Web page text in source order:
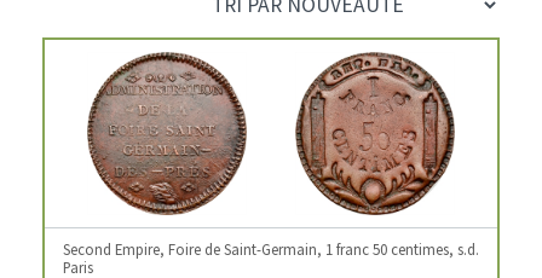
Second Empire, Foire de Saint-Germain, 1 franc 50 centimes, s.d.
Paris